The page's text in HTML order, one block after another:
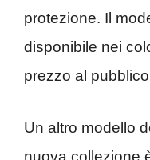
protezione. Il
disponibile nei
prezzo al
Un altro modello
nuova collezione